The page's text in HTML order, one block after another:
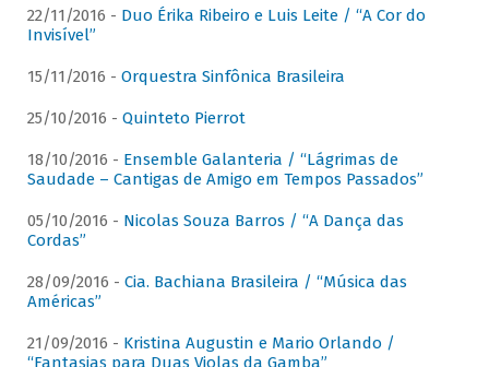
22/11/2016 - Duo Érika Ribeiro e Luis Leite / “A Cor do
Invisível”
15/11/2016 - Orquestra Sinfônica Brasileira
25/10/2016 - Quinteto Pierrot
18/10/2016 - Ensemble Galanteria / “Lágrimas de
Saudade – Cantigas de Amigo em Tempos Passados”
05/10/2016 - Nicolas Souza Barros / “A Dança das
Cordas”
28/09/2016 - Cia. Bachiana Brasileira / “Música das
Américas”
21/09/2016 - Kristina Augustin e Mario Orlando /